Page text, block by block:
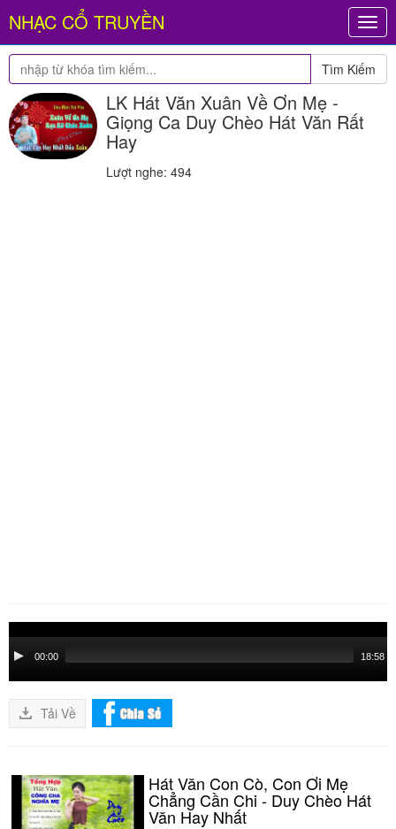
NHẠC CỔ TRUYỀN
Tìm Kiếm
LK Hát Văn Xuân Về Ơn Mẹ -
Giọng Ca Duy Chèo Hát Văn Rất
Hay
Lượt nghe: 494
Player00:00 18:58
Tải Về
Hát Văn Con Cò, Con Ơi Mẹ
Chẳng Cần Chi - Duy Chèo Hát
Văn Hay Nhất